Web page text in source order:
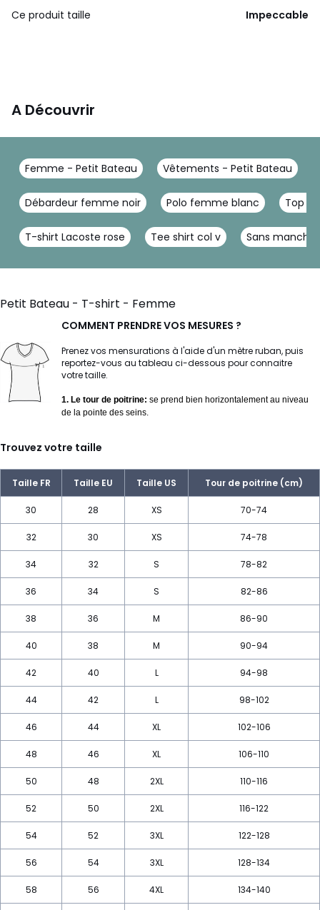
Ce produit taille Impeccable
A Découvrir
Femme - Petit Bateau Vêtements - Petit Bateau
Débardeur femme noir Polo femme blanc Top
T-shirt Lacoste rose Tee shirt col v Sans manche
Petit Bateau - T-shirt - Femme
COMMENT PRENDRE VOS MESURES ?
Prenez vos mensurations à l'aide d'un mètre ruban, puis
reportez-vous au tableau ci-dessous pour connaitre
votre taille.
1. Le tour de poitrine: se prend bien horizontalement au niveau
de la pointe des seins.
Trouvez votre taille
Taille FR Taille EU Taille US Tour de poitrine (cm)
30 28 XS 70-74
32 30 XS 74-78
34 32 S 78-82
36 34 S 82-86
38 36 M 86-90
40 38 M 90-94
42 40 L 94-98
44 42 L 98-102
46 44 XL 102-106
48 46 XL 106-110
50 48 2XL 110-116
52 50 2XL 116-122
54 52 3XL 122-128
56 54 3XL 128-134
58 56 4XL 134-140